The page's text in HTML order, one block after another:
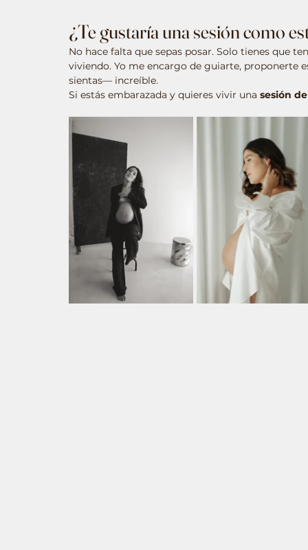
¿Te gustaría una sesión como
No hace falta que sepas posar. Solo tienes que
viviendo. Yo me encargo de guiarte, proponerte
sientas— increíble.
Si estás embarazada y quieres vivir una sesión